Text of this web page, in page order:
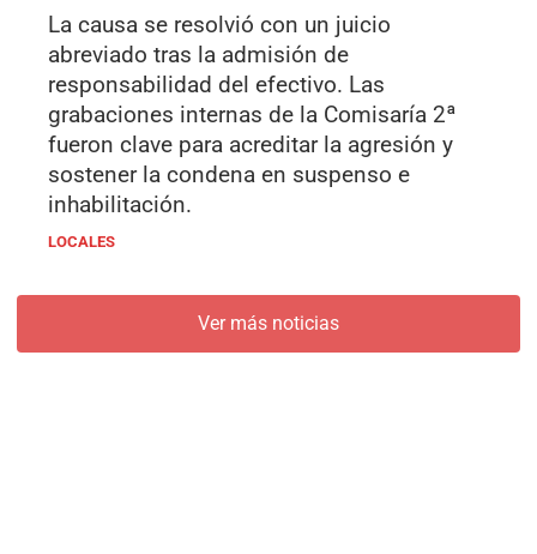
La causa se resolvió con un juicio
abreviado tras la admisión de
responsabilidad del efectivo. Las
grabaciones internas de la Comisaría 2ª
fueron clave para acreditar la agresión y
sostener la condena en suspenso e
inhabilitación.
LOCALES
Ver más noticias